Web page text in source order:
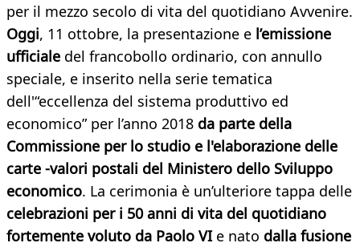
per il mezzo secolo di vita del quotidiano Avvenire.
Oggi, 11 ottobre, la presentazione e l’emissione
ufficiale del francobollo ordinario, con annullo
speciale, e inserito nella serie tematica
dell'“eccellenza del sistema produttivo ed
economico” per l’anno 2018 da parte della
Commissione per lo studio e l'elaborazione delle
carte -valori postali del Ministero dello Sviluppo
economico. La cerimonia è un’ulteriore tappa delle
celebrazioni per i 50 anni di vita del quotidiano
fortemente voluto da Paolo VIe nato dalla fusione